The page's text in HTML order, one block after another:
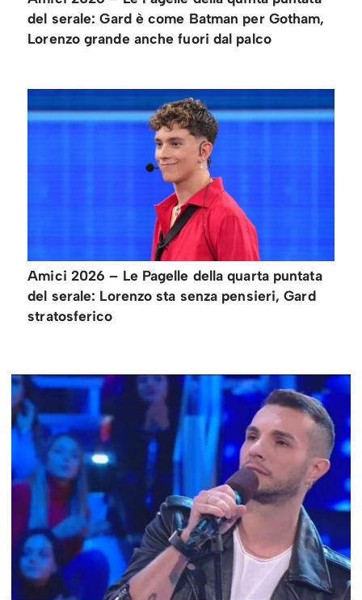
del serale: Gard è come Batman per Gotham,
Lorenzo grande anche fuori dal palco
Amici 2026 – Le Pagelle della quarta puntata
del serale: Lorenzo sta senza pensieri, Gard
stratosferico